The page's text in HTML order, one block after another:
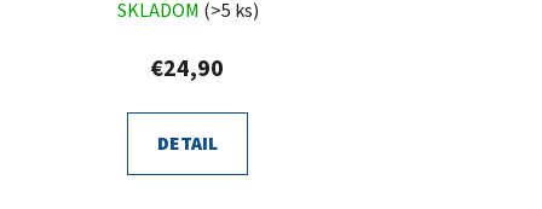
SKLADOM (>5 ks)
€24,90
DETAIL